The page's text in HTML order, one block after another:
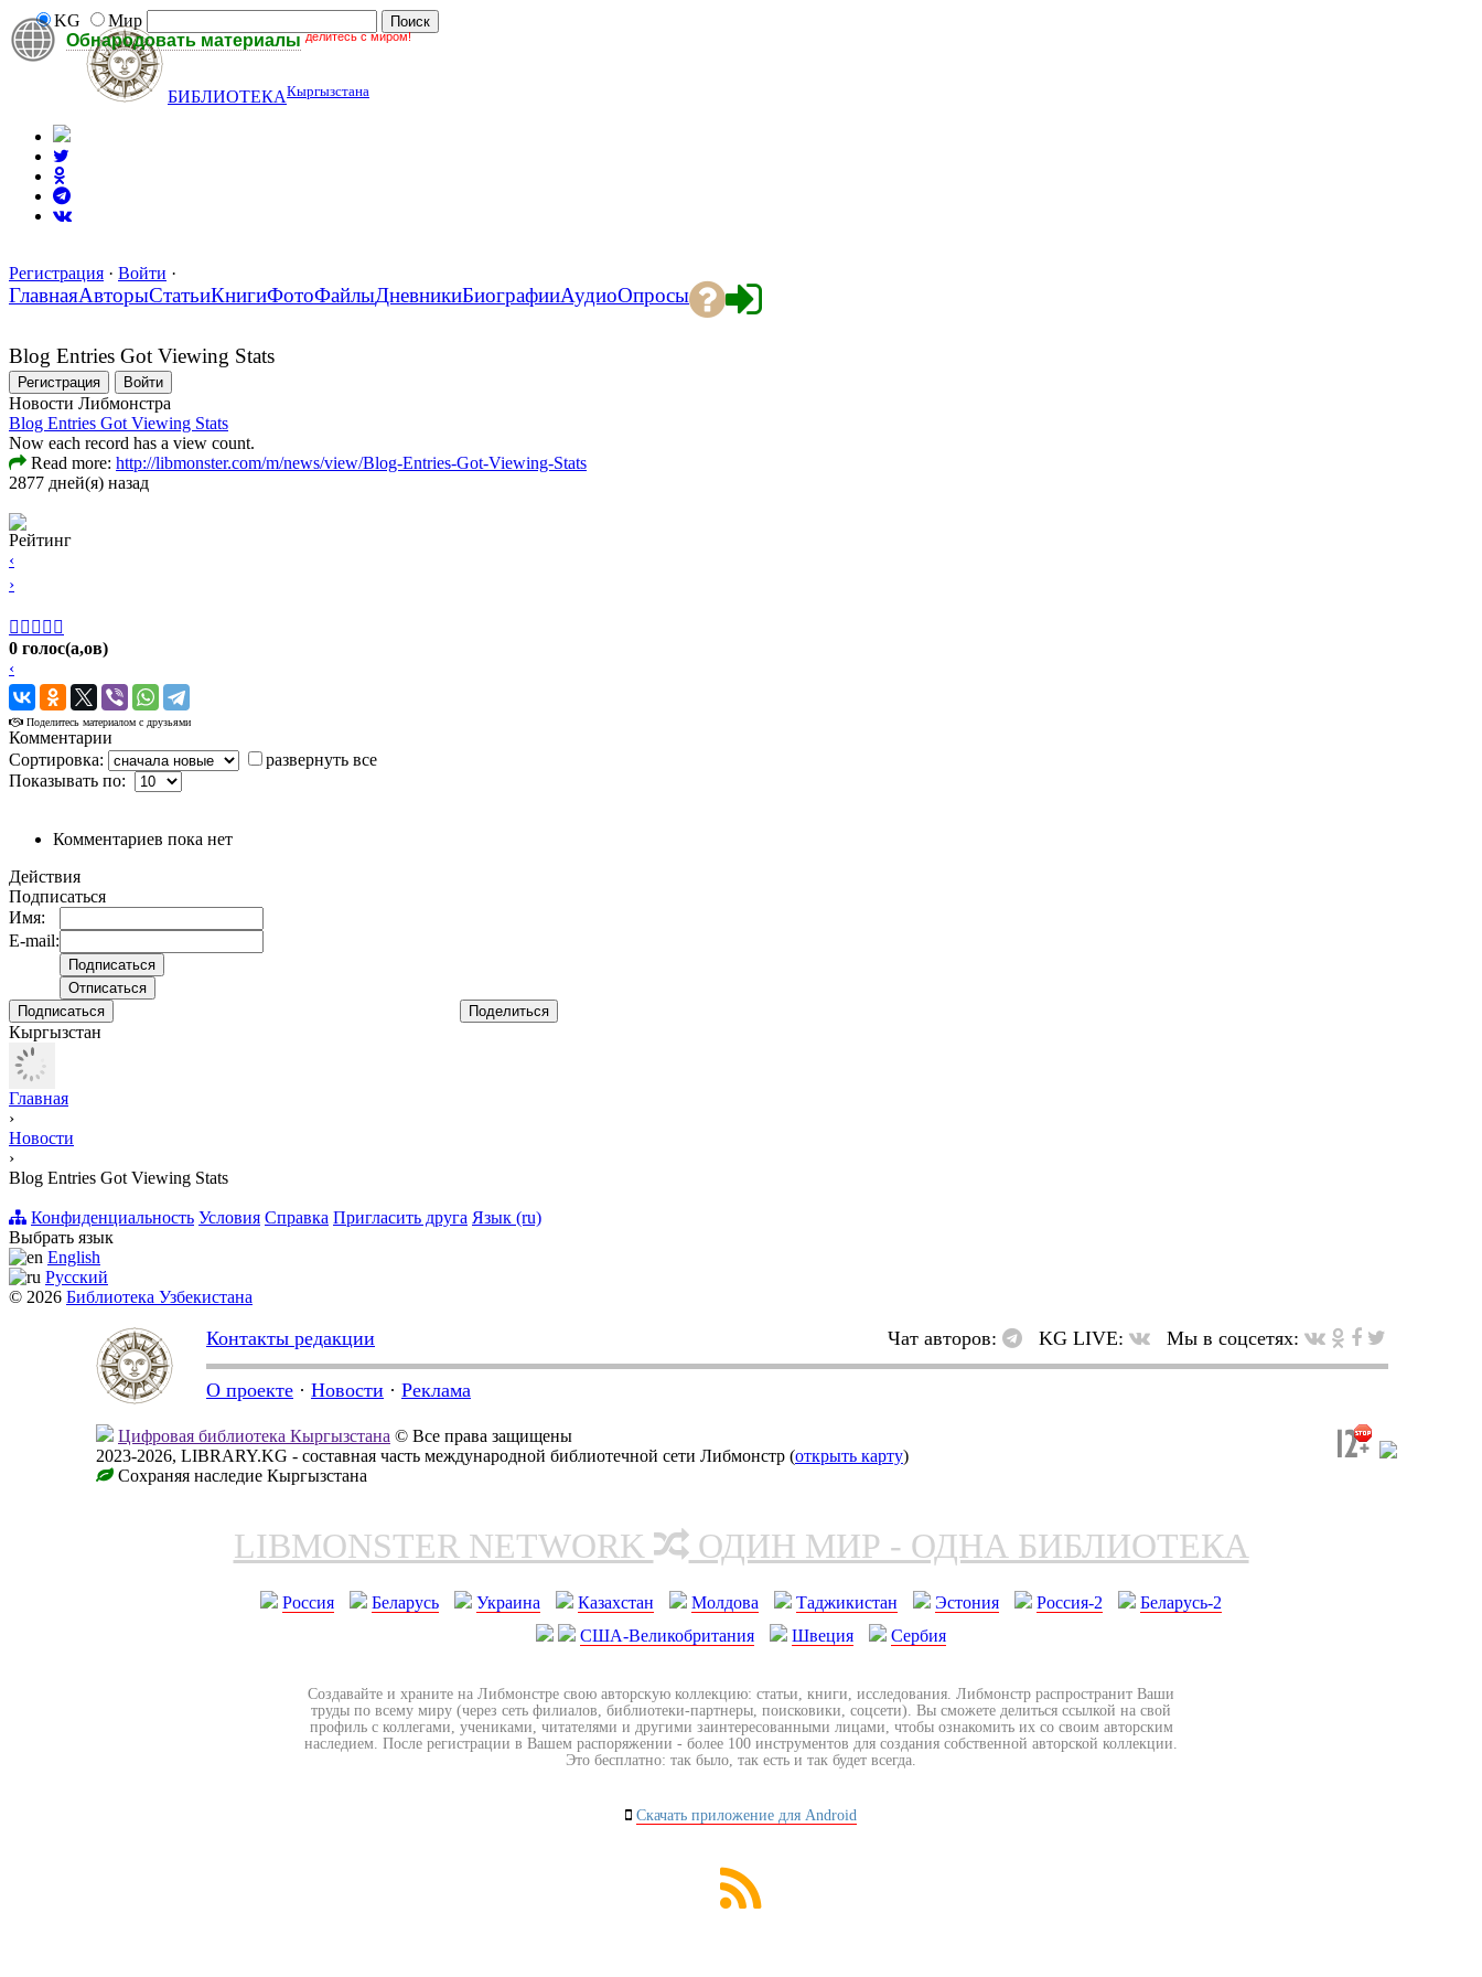
Обнародовать материалы делитесь с миром!
KG Мир
БИБЛИОТЕКАКыргызстана
Регистрация · Войти ·
ГлавнаяАвторыСтатьиКнигиФотоФайлыДневникиБиографииАудиоОпросы
Blog Entries Got Viewing Stats
Регистрация Войти
Новости Либмонстра
Blog Entries Got Viewing Stats
Now each record has a view count.
Read more: http://libmonster.com/m/news/view/Blog-Entries-Got-Viewing-Stats
2877 дней(я) назад
Рейтинг
‹
›
    
0 голос(а,ов)
‹
›
Поделитесь материалом с друзьями
Комментарии
Сортировка:
развернуть все
Показывать по:
Комментариев пока нет
Действия
Подписаться
Имя:
E-mail:
Подписаться Поделиться
Кыргызстан
Главная
›
Новости
›
Blog Entries Got Viewing Stats
Конфиденциальность Условия Справка Пригласить друга Язык (ru)
Выбрать язык
English
Русский
© 2026 Библиотека Узбекистана
Контакты редакции Чат авторов: KG LIVE: Мы в соцсетях:
О проекте · Новости · Реклама
Цифровая библиотека Кыргызстана © Все права защищены
2023-2026, LIBRARY.KG - составная часть международной библиотечной сети Либмонстр (открыть карту)
Сохраняя наследие Кыргызстана
LIBMONSTER NETWORK ОДИН МИР - ОДНА БИБЛИОТЕКА
Россия Беларусь Украина Казахстан Молдова Таджикистан Эстония Россия-2
Беларусь-2
США-Великобритания
Швеция Сербия
Создавайте и храните на Либмонстре свою авторскую коллекцию: статьи, книги, исследования. Либмонстр распространит Ваши
труды по всему миру (через сеть филиалов, библиотеки-партнеры, поисковики, соцсети). Вы сможете делиться ссылкой на свой
профиль с коллегами, учениками, читателями и другими заинтересованными лицами, чтобы ознакомить их со своим авторским
наследием. После регистрации в Вашем распоряжении - более 100 инструментов для создания собственной авторской коллекции.
Это бесплатно: так было, так есть и так будет всегда.
Скачать приложение для Android